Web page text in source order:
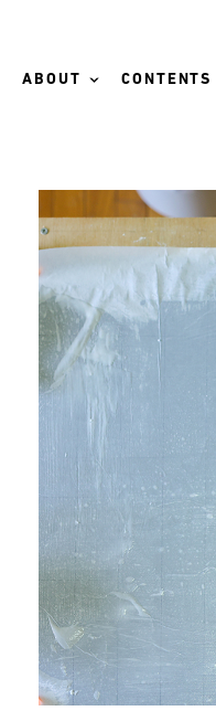
ABOUT CONTENTS